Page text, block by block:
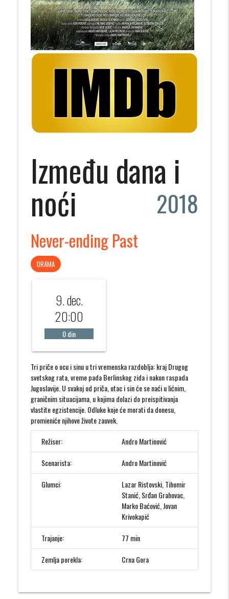
Između dana i
noći 2018
Never-ending Past
DRAMA
9. dec.
20:00
0 din
Tri priče o ocu i sinu u tri vremenska razdoblja: kraj Drugog
svetskog rata, vreme pada Berlinskog zida i nakon raspada
Jugoslavije. U svakoj od priča, otac i sin će se naći u lićnim,
graničnim situacijama, u kojima dolazi do preispitivanja
vlastite egzistencije. Odluke koje će morati da donesu,
promieniće njihove živote zauvek.
Režiser:
Andro Martinović
Scenarista:
Andro Martinović
Glumci:
Lazar Ristovski, Tihomir
Stanić, Srđan Grahovac,
Marko Baćović, Jovan
Krivokapić
Trajanje:
77 min
Zemlja porekla:
Crna Gora